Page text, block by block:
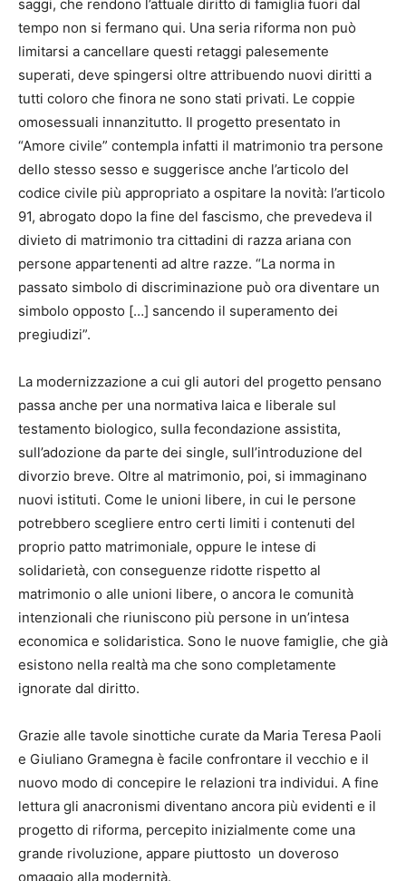
saggi, che rendono l’attuale diritto di famiglia fuori dal
tempo non si fermano qui. Una seria riforma non può
limitarsi a cancellare questi retaggi palesemente
superati, deve spingersi oltre attribuendo nuovi diritti a
tutti coloro che finora ne sono stati privati. Le coppie
omosessuali innanzitutto. Il progetto presentato in
“Amore civile” contempla infatti il matrimonio tra persone
dello stesso sesso e suggerisce anche l’articolo del
codice civile più appropriato a ospitare la novità: l’articolo
91, abrogato dopo la fine del fascismo, che prevedeva il
divieto di matrimonio tra cittadini di razza ariana con
persone appartenenti ad altre razze. “La norma in
passato simbolo di discriminazione può ora diventare un
simbolo opposto […] sancendo il superamento dei
pregiudizi”.
La modernizzazione a cui gli autori del progetto pensano
passa anche per una normativa laica e liberale sul
testamento biologico, sulla fecondazione assistita,
sull’adozione da parte dei single, sull’introduzione del
divorzio breve. Oltre al matrimonio, poi, si immaginano
nuovi istituti. Come le unioni libere, in cui le persone
potrebbero scegliere entro certi limiti i contenuti del
proprio patto matrimoniale, oppure le intese di
solidarietà, con conseguenze ridotte rispetto al
matrimonio o alle unioni libere, o ancora le comunità
intenzionali che riuniscono più persone in un’intesa
economica e solidaristica. Sono le nuove famiglie, che già
esistono nella realtà ma che sono completamente
ignorate dal diritto.
Grazie alle tavole sinottiche curate da Maria Teresa Paoli
e Giuliano Gramegna è facile confrontare il vecchio e il
nuovo modo di concepire le relazioni tra individui. A fine
lettura gli anacronismi diventano ancora più evidenti e il
progetto di riforma, percepito inizialmente come una
grande rivoluzione, appare piuttosto un doveroso
omaggio alla modernità.